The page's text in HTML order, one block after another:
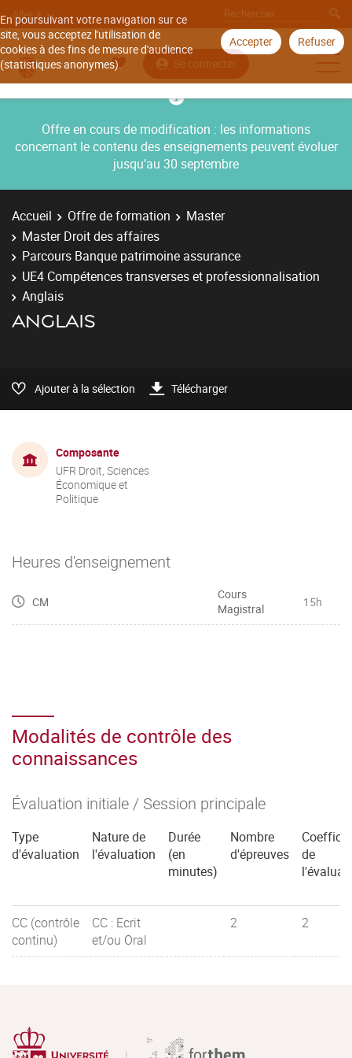
En poursuivant votre navigation sur ce
site, vous acceptez l'utilisation de
cookies à des fins de mesure d'audience
(statistiques anonymes).
Accepter Refuser
Aller à
Se connecter
Offre en cours de modification : les informations
concernant le contenu des enseignements peuvent évoluer
jusqu’au 30 septembre
Accueil Offre de formation
Master
Master Droit des affaires
Parcours Banque patrimoine assurance
UE4 Compétences transverses et professionnalisation
Anglais
ANGLAIS
Ajouter à la sélection Télécharger
Composante
UFR Droit, Sciences
Économique et
Politique
Heures d'enseignement
CM
Cours
Magistral
15h
Modalités de contrôle des
connaissances
Évaluation initiale / Session principale
Type
d'évaluation
Nature de
l'évaluation
Durée
(en
minutes)
Nombre
d'épreuves
de
CC (contrôle
continu)
CC : Ecrit
et/ou Oral
2 2